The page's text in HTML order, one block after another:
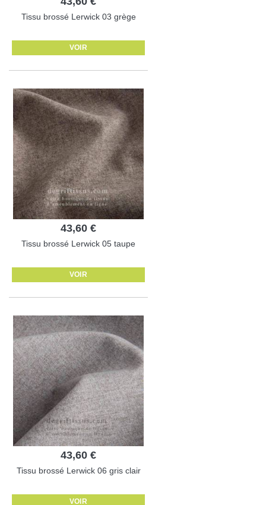
Tissu brossé Lerwick 03 grège
VOIR
43,60 €
Tissu brossé Lerwick 05 taupe
VOIR
43,60 €
Tissu brossé Lerwick 06 gris clair
VOIR